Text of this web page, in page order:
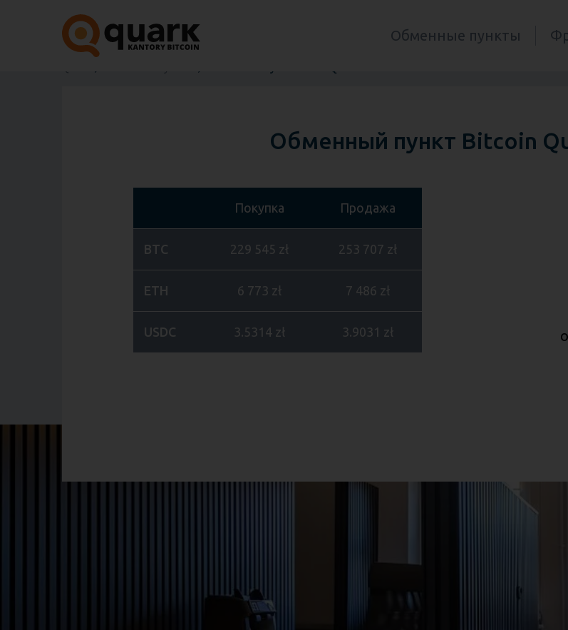
Обменные пункты
Oбменный пункт Bitcoin
Покупка Продажа
BTC 229 545 zł 253 707 zł
ETH 6 773 zł 7 486 zł
USDC 3.5314 zł 3.9031 zł